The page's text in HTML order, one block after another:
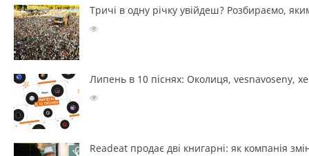
Тричі в одну річку увійдеш? Розбираємо,
Липень в 10 піснях: Околиця, vesnavoseny,
Readeat продає дві книгарні: як компанія